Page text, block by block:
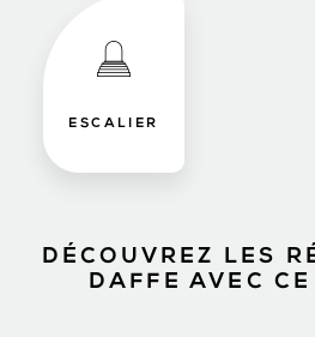
ESCALIER
DÉCOUVREZ LES
DAFFE AVEC